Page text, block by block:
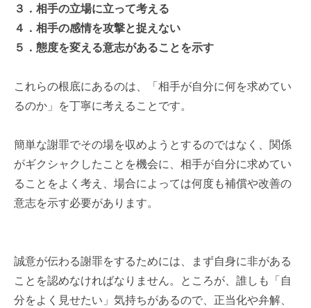
３．相手の立場に立って考える
４．相手の感情を攻撃と捉えない
５．態度を変える意志があることを示す
これらの根底にあるのは、「相手が自分に何を求めてい
るのか」を丁寧に考えることです。
簡単な謝罪でその場を収めようとするのではなく、関係
がギクシャクしたことを機会に、相手が自分に求めてい
ることをよく考え、場合によっては何度も補償や改善の
意志を示す必要があります。
誠意が伝わる謝罪をするためには、まず自身に非がある
ことを認めなければなりません。ところが、誰しも「自
分をよく見せたい」気持ちがあるので、正当化や弁解、